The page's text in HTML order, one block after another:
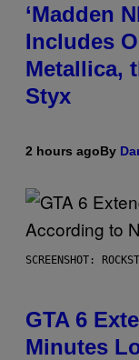
‘Madden
Includes
Metallica,
Styx
2 hours agoBy
SCREENSHOT:
GTA 6
Minutes